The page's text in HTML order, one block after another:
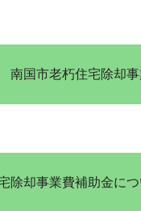
南国市老朽住宅除却
除却事業費補助金につ